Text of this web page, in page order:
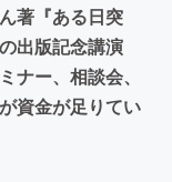
著『ある日突
出版記念講演
ナー、相談会、
資金が足りてい